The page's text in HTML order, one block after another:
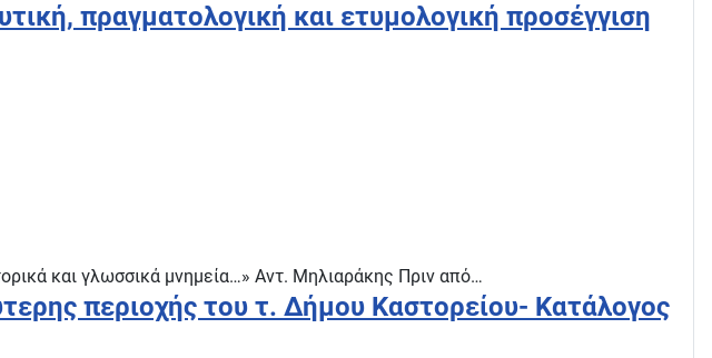
πραγματολογική και ετυμολογική προσέγγιση
και γλωσσικά μνημεία…» Αντ. Μηλιαράκης Πριν από…
περιοχής του τ. Δήμου Καστορείου- Κατάλογος